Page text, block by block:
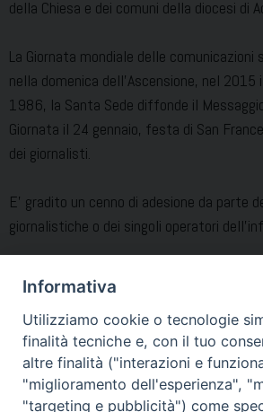
della Chiesa e dei comuni della diocesi di
La Giornata mondiale delle comunicazioni
nella domenica dell’Ascensione, nel 2015
1986, la Santa Sede diffonde il
Giornata il 24 gennaio, festa di San
dei giornalisti.
E’ gradito un cenno di adesione da parte
giornalistiche o dei singoli operatori
Direttore
3336642406
Condividi…
Informativa
Utilizziamo cookie o tecnologie
finalità tecniche e, con il tuo
altre finalità ("interazioni e
"miglioramento dell'esperienza",
"targeting e pubblicità") come